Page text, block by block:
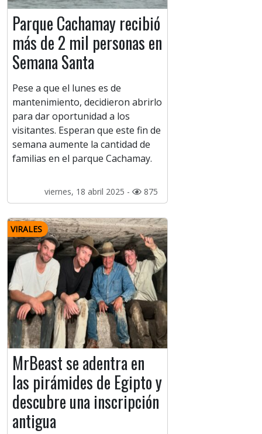
Parque Cachamay recibió
más de 2 mil personas en
Semana Santa
Pese a que el lunes es de
mantenimiento, decidieron abrirlo
para dar oportunidad a los
visitantes. Esperan que este fin de
semana aumente la cantidad de
familias en el parque Cachamay.
viernes, 18 abril 2025 - 875
VIRALES
MrBeast se adentra en
las pirámides de Egipto y
descubre una inscripción
antigua